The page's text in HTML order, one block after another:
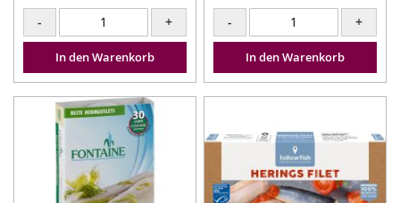
- +
In den Warenkorb
- +
In den Warenkorb